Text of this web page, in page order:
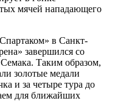
мячей нападающего
в Санкт-
завершился со
Таким образом,
золотые медали
и за четыре тура до
для ближайших